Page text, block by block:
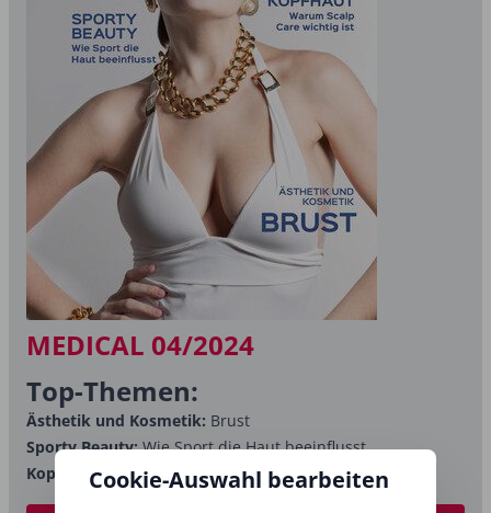
MEDICAL 04/2024
Top-Themen:
Ästhetik und Kosmetik: Brust
Sporty Beauty:Wie Sport die Haut beeinflusst
Kopfhaut:Warum Scalp Care wichtig ist
Cookie-Auswahl bearbeiten